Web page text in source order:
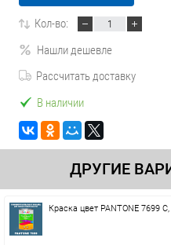
Кол-во:
Нашли дешевле
Рассчитать доставку
В наличии
ДРУГИЕ
Краска цвет PANTONE 7699 C,